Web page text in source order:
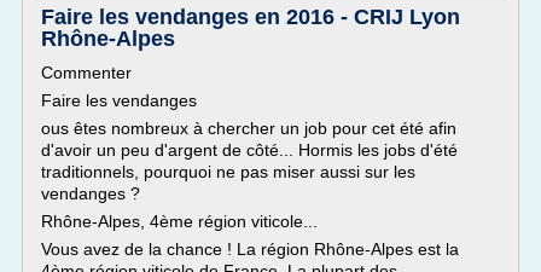
Faire les vendanges en 2016 - CRIJ Lyon
Rhône-Alpes
Commenter
Faire les vendanges
ous êtes nombreux à chercher un job pour cet été afin
d'avoir un peu d'argent de côté... Hormis les jobs d'été
traditionnels, pourquoi ne pas miser aussi sur les
vendanges ?
Rhône-Alpes, 4ème région viticole...
Vous avez de la chance ! La région Rhône-Alpes est la